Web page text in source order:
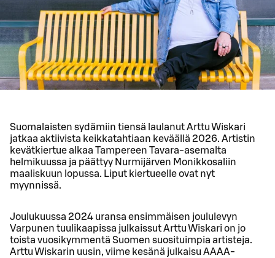
Suomalaisten sydämiin tiensä laulanut Arttu Wiskari
jatkaa aktiivista keikkatahtiaan keväällä 2026. Artistin
kevätkiertue alkaa Tampereen Tavara-asemalta
helmikuussa ja päättyy Nurmijärven Monikkosaliin
maaliskuun lopussa. Liput kiertueelle ovat nyt
myynnissä.
Joulukuussa 2024 uransa ensimmäisen joululevyn
Varpunen tuulikaapissa julkaissut Arttu Wiskari on jo
toista vuosikymmentä Suomen suosituimpia artisteja.
Arttu Wiskarin uusin, viime kesänä julkaisu AAAA-